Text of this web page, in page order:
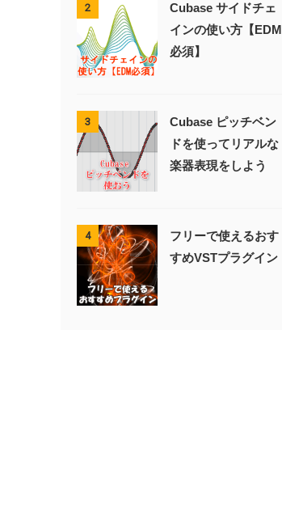
2
Cubase サイドチェ
インの使い方【EDM
必須】
3
Cubase ピッチベン
ドを使ってリアルな
楽器表現をしよう
4
フリーで使えるおす
すめVSTプラグイン